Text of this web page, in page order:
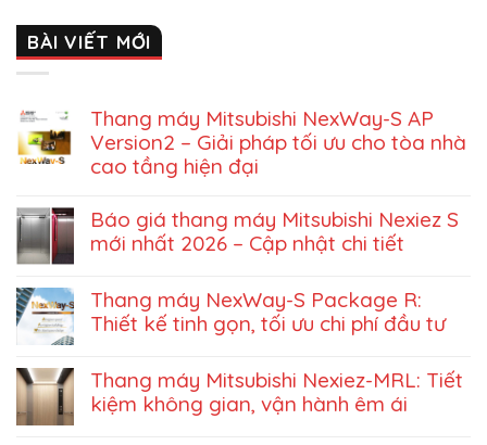
BÀI VIẾT MỚI
Thang máy Mitsubishi NexWay-S AP
Version2 – Giải pháp tối ưu cho tòa nhà
cao tầng hiện đại
Báo giá thang máy Mitsubishi Nexiez S
mới nhất 2026 – Cập nhật chi tiết
Thang máy NexWay-S Package R:
Thiết kế tinh gọn, tối ưu chi phí đầu tư
Thang máy Mitsubishi Nexiez-MRL: Tiết
kiệm không gian, vận hành êm ái